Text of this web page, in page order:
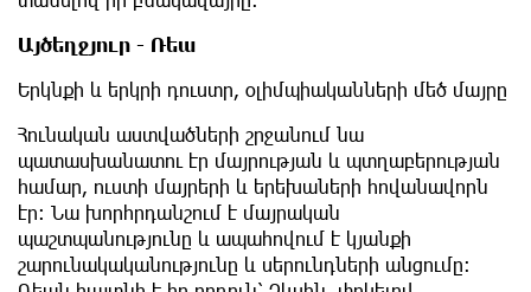
Այծեղջյուր - Ռեա
Երկնքի և երկրի դուստր, օլիմպիականների մեծ մայրը
Հունական աստվածների շրջանում նա
պատասխանատու էր մայրության և պտղաբերության
համար, ուստի մայրերի և երեխաների հովանավորն
էր։ Նա խորհրդանշում է մայրական
պաշտպանությունը և ապահովում է կյանքի
շարունակականությունը և սերունդների անցումը։